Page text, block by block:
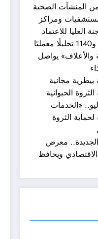
المنشآت الصحية
مستشفيات ومراكز
العليا للاعتماد
680 شحنة إضافات أعلاف و1140 تحليلًا معمليًا
والأعلاف» يواصل
مجانية
الحيوانية
«الخدمات
الثروة
الجديدة.. معرض
ويحافظ